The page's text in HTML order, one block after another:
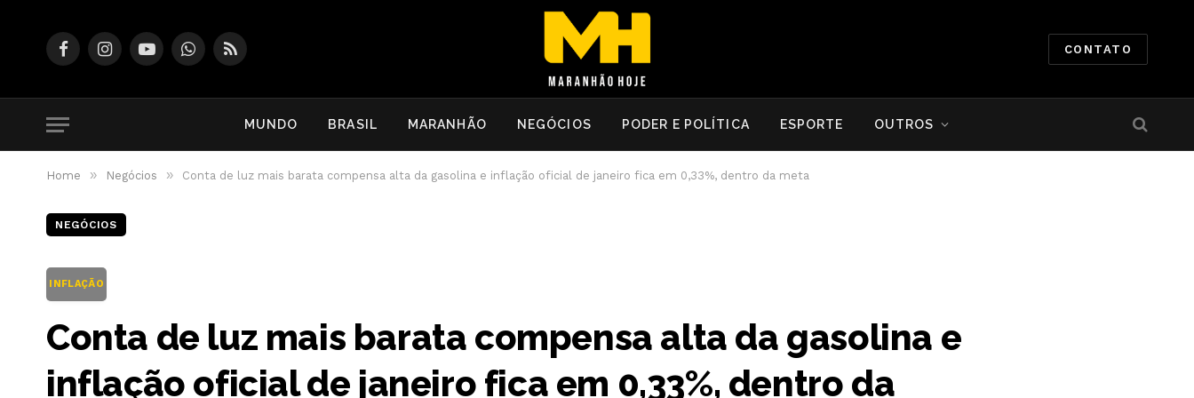
FacebookInstagramYouTubeWhatsApp
RSS
CONTATO
MUNDO BRASIL MARANHÃO NEGÓCIOS PODER E POLÍTICA ESPORTE OUTROS
Home » Negócios » Conta de luz mais barata compensa alta da gasolina e inflação oficial de janeiro fica em 0,33%, dentro da meta
NEGÓCIOS
INFLAÇÃO
Conta de luz mais barata compensa alta da gasolina e
inflação oficial de janeiro fica em 0,33%, dentro da